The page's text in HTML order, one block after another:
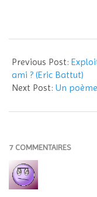
09-
Previous Post:
ami ? (Eric Battut)
Next Post: Un
7 COMMENTAIRES